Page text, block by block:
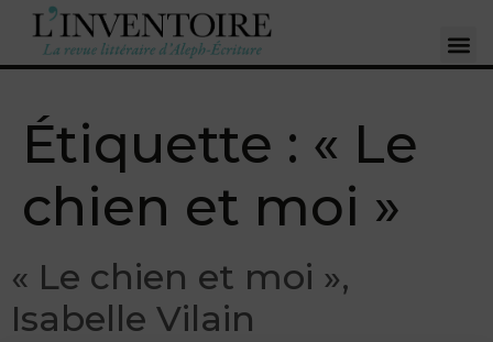
Étiquette : « Le
chien et moi »
« Le chien et moi »,
Isabelle Vilain